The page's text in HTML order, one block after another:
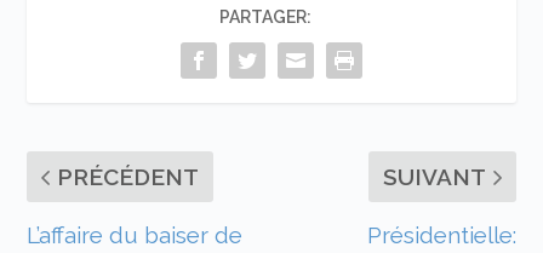
PARTAGER:
PRÉCÉDENT
L’affaire du baiser de
SUIVANT
Présidentielle: